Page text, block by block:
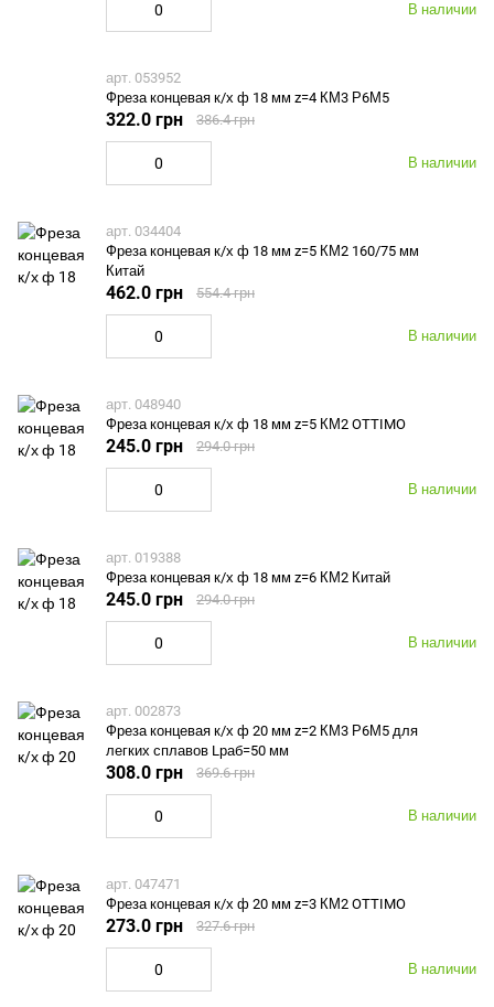
В наличии
арт. 053952
Фреза концевая к/х ф 18 мм z=4 КМ3 Р6М5
В наличии
322.0 грн 386.4 грн
арт. 034404
Фреза концевая к/х ф 18 мм z=5 КМ2 160/75 мм
Китай
В наличии
462.0 грн 554.4 грн
арт. 048940
Фреза концевая к/х ф 18 мм z=5 КМ2 OTTIMO
В наличии
245.0 грн 294.0 грн
арт. 019388
Фреза концевая к/х ф 18 мм z=6 КМ2 Китай
В наличии
245.0 грн 294.0 грн
арт. 002873
Фреза концевая к/х ф 20 мм z=2 КМ3 Р6М5 для
легких сплавов Lраб=50 мм
В наличии
308.0 грн 369.6 грн
арт. 047471
Фреза концевая к/х ф 20 мм z=3 КМ2 OTTIMO
В наличии
273.0 грн 327.6 грн